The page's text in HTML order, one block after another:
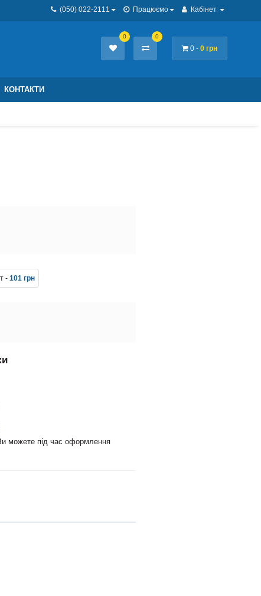
(050) 022-2111 Працюємо Кабінет
0 - 0 грн
0 0
КОНТАКТИ
- 101 грн
можете під час оформлення